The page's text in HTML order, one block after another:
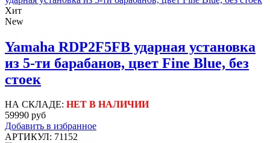
Хит
New
Yamaha RDP2F5FB ударная установка
из 5-ти барабанов, цвет Fine Blue, без
стоек
НА СКЛАДЕ: НЕТ В НАЛИЧИИ
59990 руб
Добавить в избранное
АРТИКУЛ: 71152